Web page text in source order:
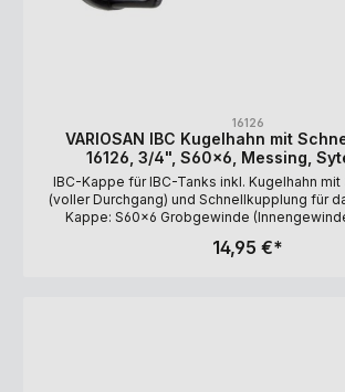
16126
VARIOSAN IBC Kugelhahn mit
16126, 3/4", S60x6, Messing,
IBC-Kappe für IBC-Tanks inkl. Kugelhahn
(voller Durchgang) und Schnellkupplung für
Kappe: S60x6 Grobgewinde
(26,44 mm) Außengewinde, 3/4" (24,12 mm)
14,95 €*